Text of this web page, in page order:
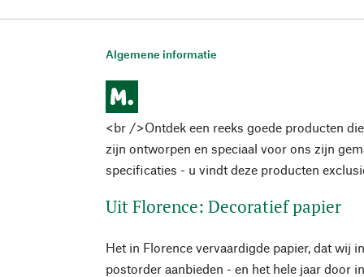
Algemene informatie
<br />Ontdek een reeks goede producten
zijn ontworpen en speciaal voor ons zijn
specificaties - u vindt deze producten
Uit Florence: Decoratief papier
Het in Florence vervaardigde papier, dat wij
postorder aanbieden - en het hele jaar door